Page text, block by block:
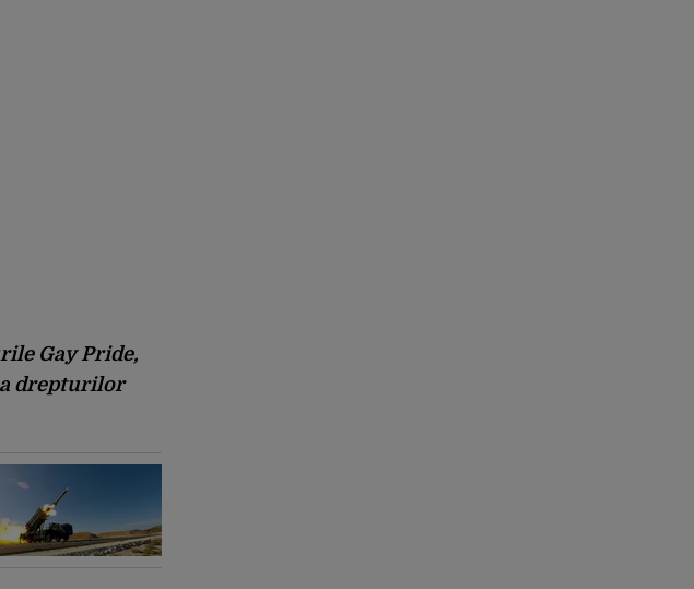
Gay Pride,
drepturilor